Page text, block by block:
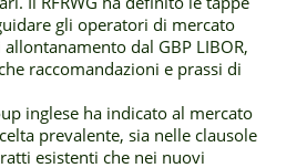
gli operatori di mercato
dal GBP LIBOR,
raccomandazioni e prassi di
inglese ha indicato al mercato
prevalente, sia nelle clausole
esistenti che nei nuovi